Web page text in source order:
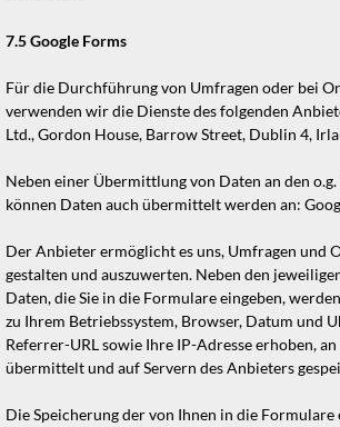
7.5Google Forms
Für die Durchführung von Umfragen oder bei
verwenden wir die Dienste des folgenden
Ltd., Gordon House, Barrow Street, Dublin 4,
Neben einer Übermittlung von Daten an den
können Daten auch übermittelt werden an:
Der Anbieter ermöglicht es uns, Umfragen und
gestalten und auszuwerten. Neben den
Daten, die Sie in die Formulare eingeben,
zu Ihrem Betriebssystem, Browser, Datum und
Referrer-URL sowie Ihre IP-Adresse erhoben,
übermittelt und auf Servern des Anbieters
Die Speicherung der von Ihnen in die Formulare